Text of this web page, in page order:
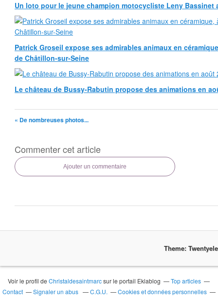
Un loto pour le jeune champion motocycliste Leny Bassinet
Patrick Groseil expose ses admirables animaux en
de Châtillon-sur-Seine
Le château de Bussy-Rabutin propose des animations en
« De nombreuses photos...
Commenter cet article
Ajouter un commentaire
Theme:
Voir le profil deChristaldesaintmarcsur le portail Eklablog
Top articles
Contact
Signaler un abus C.G.U.
Cookies et données personnelles